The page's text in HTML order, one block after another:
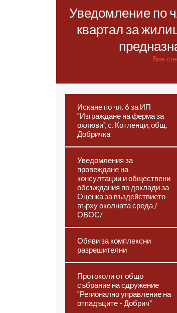
Уведомление по
квартал за
Вие
Искане по чл. 6 за ИП
"Изграждане на ферма за
охлюви", с. Котленци, общ.
Добричка
Уведомления за
провеждане на
консултации и обществени
обсъждания по доклади за
Оценка за въздействието
върху околната среда /
ОВОС/
Обяви за комплексни
разрешителни
Протоколи от общо
събрание на сдружение
"Регионално управление на
отпадъците - Добрич"